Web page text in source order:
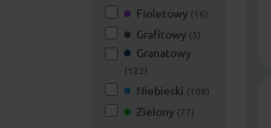
Fioletowy (16)
Grafitowy (3)
Granatowy
(122)
Niebieski (108)
Zielony (77)